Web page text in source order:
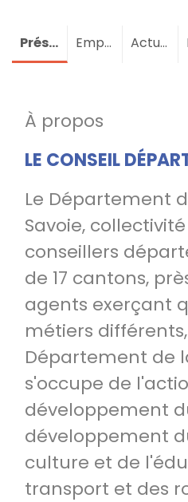
Présentation Emploi Actualités
À propos
LE CONSEIL
Le Département
Savoie,
conseillers
de 17 cantons,
agents exerçant
métiers
Département de
s'occupe de
développement
développement
culture et de
transport et des